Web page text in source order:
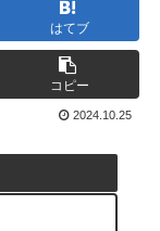
はてブ
コピー
2024.10.25